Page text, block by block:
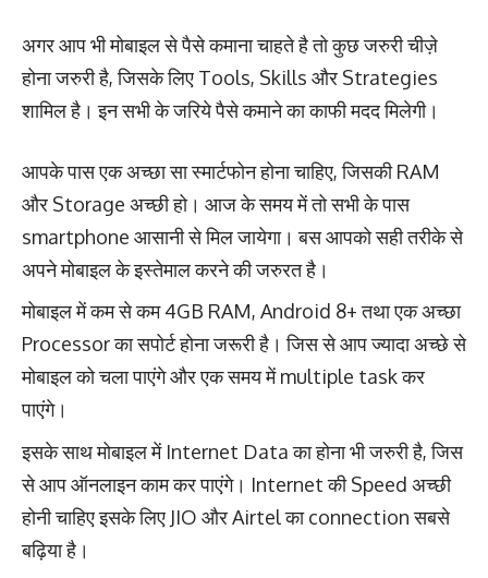
अगर आप भी मोबाइल से पैसे कमाना चाहते है तो कुछ जरुरी चीज़े
होना जरुरी है, जिसके लिए Tools, Skills और Strategies
शामिल है। इन सभी के जरिये पैसे कमाने का काफी मदद मिलेगी।
आपके पास एक अच्छा सा स्मार्टफोन होना चाहिए, जिसकी RAM
और Storage अच्छी हो। आज के समय में तो सभी के पास
smartphone आसानी से मिल जायेगा। बस आपको सही तरीके से
अपने मोबाइल के इस्तेमाल करने की जरुरत है।
मोबाइल में कम से कम 4GB RAM, Android 8+ तथा एक अच्छा
Processor का सपोर्ट होना जरूरी है। जिस से आप ज्यादा अच्छे से
मोबाइल को चला पाएंगे और एक समय में multiple task कर
पाएंगे।
इसके साथ मोबाइल में Internet Data का होना भी जरुरी है, जिस
से आप ऑनलाइन काम कर पाएंगे। Internet की Speed अच्छी
होनी चाहिए इसके लिए JIO और Airtel का connection सबसे
बढ़िया है।